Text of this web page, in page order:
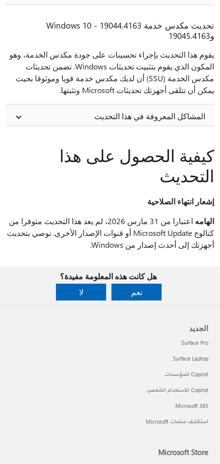
تحديث مكدس خدمة Windows 10 - 19044.4163
و19045.4163
يقوم هذا التحديث بإجراء تحسينات على جودة مكدس الخدمة، وهو
المكون الذي يقوم بتثبيت تحديثات Windows. تضمن تحديثات
مكدس الخدمة (SSU) أن لديك مكدس خدمة قويا وموثوقا بحيث
يمكن أن تتلقى أجهزتك تحديثات Microsoft وتثبتها.
المشاكل المعروفة في هذا التحديث
كيفية الحصول على هذا
التحديث
إشعار انتهاء الصلاحية
الهامه
اعتبارا من 31 مارس 2026، لم يعد هذا التحديث متوفرا من
كتالوج Microsoft Update أو قنوات الإصدار الأخرى. نوصي بتحديث
أجهزتك إلى أحدث إصدار من Windows.
هل كانت هذه المعلومة مفيدة؟
نعم
لا
الجديد
Surface Pro
Surface Laptop
Copilot للمؤسسات
Copilot للاستخدام الشخصي
Microsoft 365
استكشف منتجات Microsoft
Microsoft Store